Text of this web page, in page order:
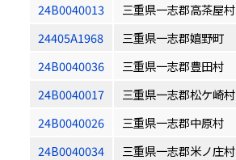
24B0040013
三重県一志郡高茶屋村
24405A1968
三重県一志郡嬉野町
24B0040036
三重県一志郡豊田村
24B0040017
三重県一志郡松ケ崎村
24B0040026
三重県一志郡中原村
24B0040034
三重県一志郡米ノ庄村